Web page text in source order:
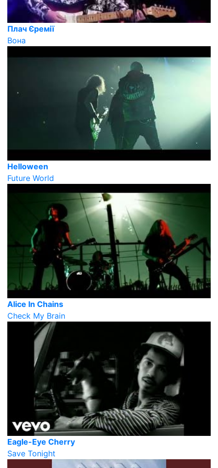
Плач Єремії
Вона
Helloween
Future World
Alice In Chains
Check My Brain
Eagle-Eye Cherry
Save Tonight